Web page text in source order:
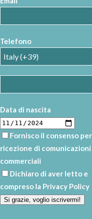
Telefono
Data di nascita
Fornisco il consenso
ricezione di comunicazioni
commerciali
Dichiaro di aver letto e
compreso la Privacy Policy
Si grazie, voglio iscrivermi!